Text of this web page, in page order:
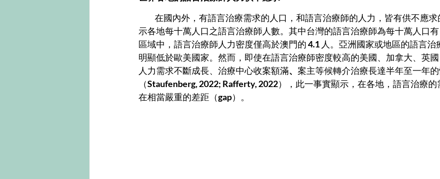
示各地每十萬人口之語言治療師人數。其中台灣的語言治療師為每十萬人口有
區域中，語言治療師人力密度僅高於澳門的 4.1 人。亞洲國家或地區的語言治
明顯低於歐美國家。然而，即使在語言治療師密度較高的美國、加拿大、英國
人力需求不斷成長、治療中心收案額滿、 案主等候轉介治療長達半年至一年
（Staufenberg, 2022; Rafferty, 2022），此一事實顯示，在各地，語言治療
在相當嚴重的差距（gap）。